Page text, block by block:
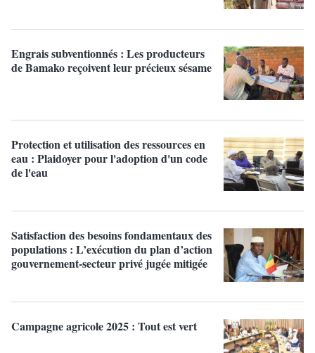
Engrais subventionnés : Les producteurs
de Bamako reçoivent leur précieux sésame
Protection et utilisation des ressources en
eau : Plaidoyer pour l'adoption d'un code
de l'eau
Satisfaction des besoins fondamentaux des
populations : L’exécution du plan d’action
gouvernement-secteur privé jugée mitigée
Campagne agricole 2025 : Tout est vert